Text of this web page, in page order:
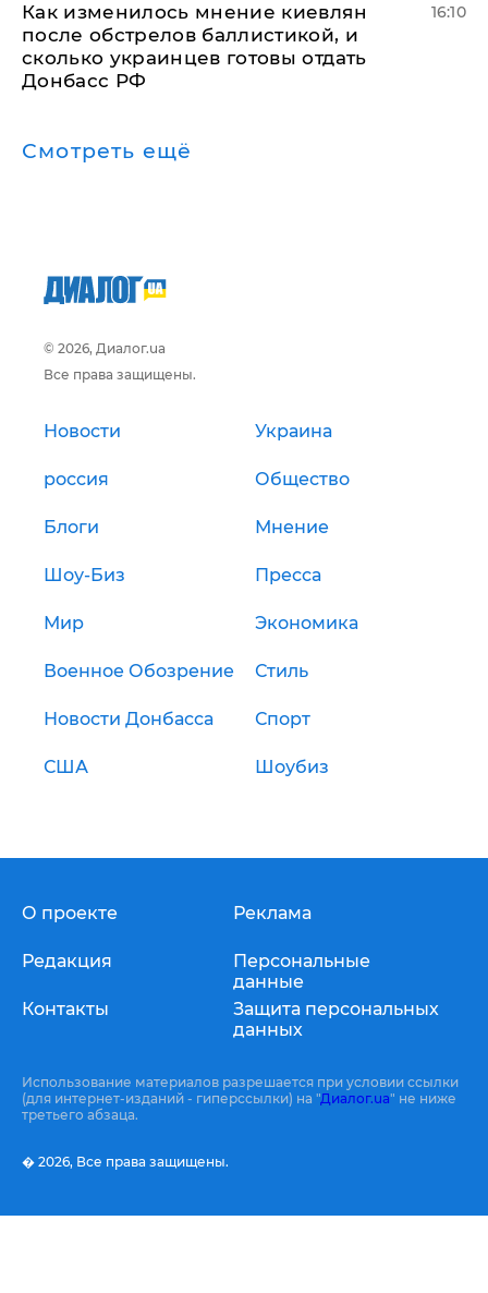
Как изменилось мнение киевлян
после обстрелов баллистикой, и
сколько украинцев готовы отдать
Донбасс РФ
16:10
Смотреть ещё
© 2026, Диалог.ua
Все права защищены.
Новости Украина
россия Общество
Блоги Мнение
Шоу-Биз Пресса
Мир Экономика
Военное Обозрение Стиль
Новости Донбасса Спорт
США Шоубиз
О проекте
Редакция
Контакты
Реклама
Персональные
данные
Защита персональных
данных
Использование материалов разрешается при условии ссылки
(для интернет-изданий - гиперссылки) на "Диалог.ua" не ниже
третьего абзаца.
� 2026, Все права защищены.